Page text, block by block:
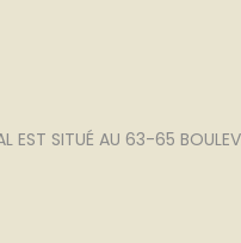
EST SITUÉ AU 63-65